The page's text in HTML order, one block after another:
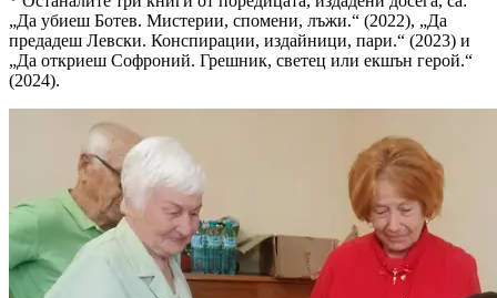
„Да убиеш Ботев. Мистерии, спомени, лъжи.“ (2022), „Да
предадеш Левски. Конспирации, издайници, пари.“ (2023) и
„Да откриеш Софроний. Грешник, светец или екшън герой.“
(2024).